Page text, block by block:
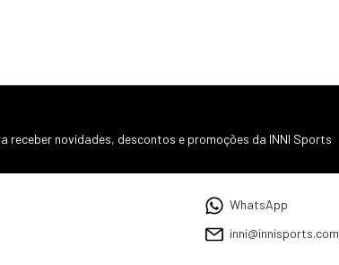
receber novidades, descontos e promoções da INNI Sports
WhatsApp
inni@innisports.com